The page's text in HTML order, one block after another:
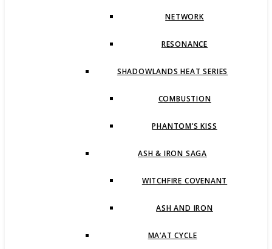
NETWORK
RESONANCE
SHADOWLANDS HEAT SERIES
COMBUSTION
PHANTOM’S KISS
ASH & IRON SAGA
WITCHFIRE COVENANT
ASH AND IRON
MA’AT CYCLE